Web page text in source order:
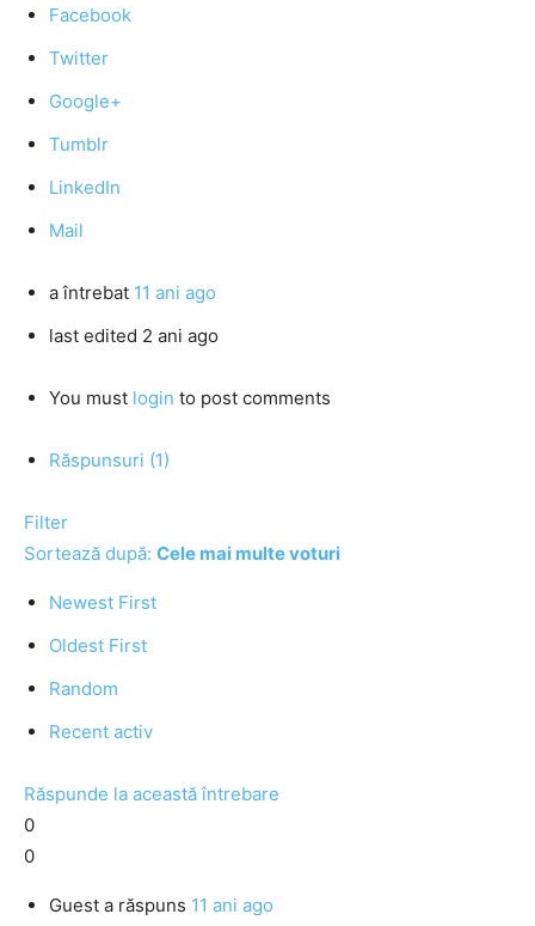
Facebook
Twitter
Google+
Tumblr
LinkedIn
Mail
a întrebat 11 ani ago
last edited 2 ani ago
You must login to post comments
Răspunsuri (1)
Filter
Sortează după: Cele mai multe voturi
Newest First
Oldest First
Random
Recent activ
Răspunde la această întrebare
0
0
Guest a răspuns 11 ani ago